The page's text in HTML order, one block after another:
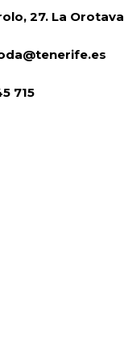
27. La Orotava
715